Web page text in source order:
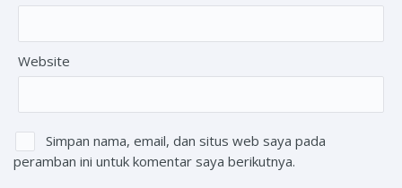
Website
Simpan nama, email, dan situs web saya pada
peramban ini untuk komentar saya berikutnya.